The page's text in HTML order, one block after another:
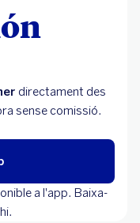
directament des
sense comissió.
a l'app. Baixa-